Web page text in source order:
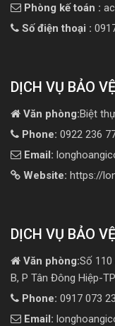
Phòng kế toán :
Số điện thoại :
DỊCH VỤ BẢO
Văn phòng:Biệt
Phone: 0922 236
Email:
Website: https://
DỊCH VỤ BẢO
Văn phòng:Số
B, P Tân Đông Hiệp-
Phone: 0917 073
Email: